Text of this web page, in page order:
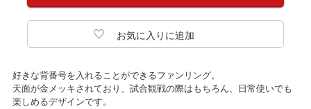
好きな背番号を入れることができるファンリング。
天面が金メッキされており、試合観戦の際はもちろん、日常使いでも
楽しめるデザインです。